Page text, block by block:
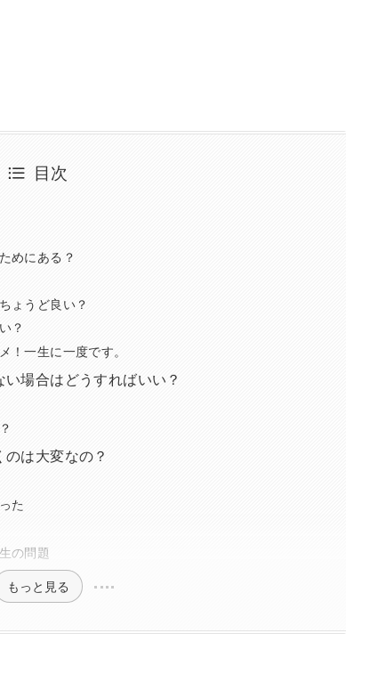
目次
めにある？
ょうど良い？
？
！一生に一度です。
場合はどうすればいい？
は大変なの？
た
の問題
もっと見る